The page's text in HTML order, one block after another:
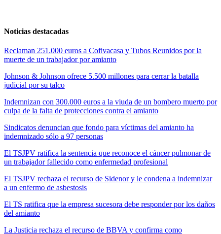
Noticias destacadas
Reclaman 251.000 euros a Cofivacasa y Tubos Reunidos por la
muerte de un trabajador por amianto
Johnson & Johnson ofrece 5.500 millones para cerrar la batalla
judicial por su talco
Indemnizan con 300.000 euros a la viuda de un bombero muerto por
culpa de la falta de protecciones contra el amianto
Sindicatos denuncian que fondo para víctimas del amianto ha
indemnizado sólo a 97 personas
El TSJPV ratifica la sentencia que reconoce el cáncer pulmonar de
un trabajador fallecido como enfermedad profesional
El TSJPV rechaza el recurso de Sidenor y le condena a indemnizar
a un enfermo de asbestosis
El TS ratifica que la empresa sucesora debe responder por los daños
del amianto
La Justicia rechaza el recurso de BBVA y confirma como